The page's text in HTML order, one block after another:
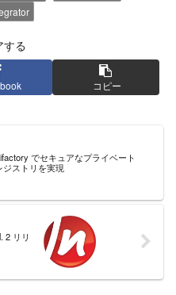
する
コピー
でセキュアなプライベート
ジストリを実現
2 リリ